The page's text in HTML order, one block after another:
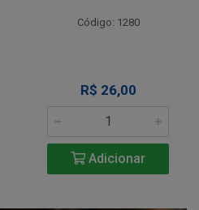
Código: 1280
R$ 26,00
Adicionar